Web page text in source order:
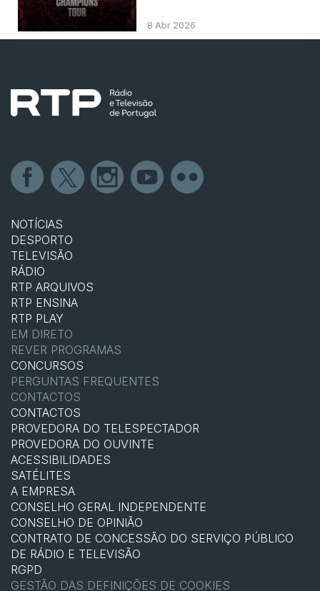
8 Abr 2026
NOTÍCIAS
DESPORTO
TELEVISÃO
RÁDIO
RTP ARQUIVOS
RTP ENSINA
RTP PLAY
EM DIRETO
REVER PROGRAMAS
CONCURSOS
PERGUNTAS FREQUENTES
CONTACTOS
CONTACTOS
PROVEDORA DO TELESPECTADOR
PROVEDORA DO OUVINTE
ACESSIBILIDADES
SATÉLITES
A EMPRESA
CONSELHO GERAL INDEPENDENTE
CONSELHO DE OPINIÃO
CONTRATO DE CONCESSÃO DO SERVIÇO PÚBLICO
DE RÁDIO E TELEVISÃO
RGPD
GESTÃO DAS DEFINIÇÕES DE COOKIES